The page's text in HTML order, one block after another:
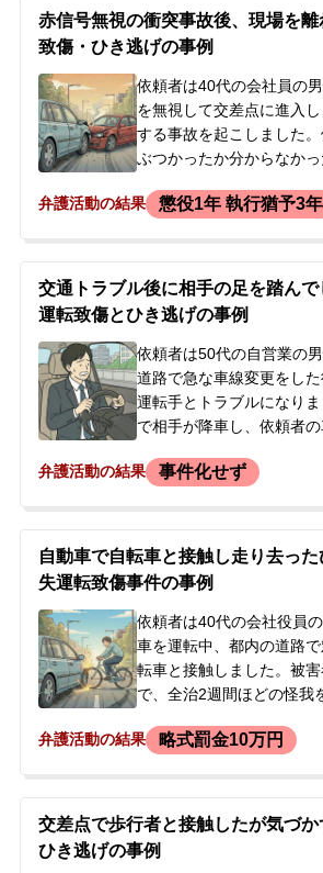
赤信号無視の衝突事故後、現場を
致傷・ひき逃げの事例
依頼者は40代の会社員の
を無視して交差点に進入
する事故を起こしました
ぶつかったか分からなかっ
のの、再度その場を去りま
たため、過失運転致傷の罪
た。事故後、依頼者は逮
在宅で捜査を受け、その後
起訴されました。起訴状
事裁判を受けなければな
たため、当事務所へご相
た。
弁護活動の結果 懲役1年 執行猶予3年
交通トラブル後に相手の足を踏ん
運転致傷とひき逃げの事例
依頼者は50代の自営業の
道路で急な車線変更をし
運転手とトラブルになり
で相手が降車し、依頼者の
際に相手の足を踏んで怪我
を望んでいませんでしたが
電話した際の口論が原因で
れ、在宅事件として捜査
ました。逮捕や刑事処分
事務所へ相談されました。
弁護活動の結果 事件化せず
自動車で自転車と接触し走り去っ
失運転致傷事件の事例
依頼者は40代の会社役員
車を運転中、都内の道路
転車と接触しました。被
で、全治2週間ほどの怪我
め、その場を離れてしまい
ていましたが、意思疎通が
との理由で、セカンドオピ
事務所へ相談され、正式
弁護活動の結果 略式罰金10万円
交差点で歩行者と接触したが気づ
ひき逃げの事例